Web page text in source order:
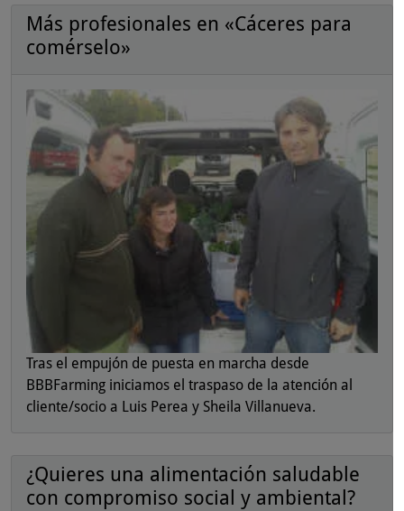
Más profesionales en «Cáceres para
comérselo»
Tras el empujón de puesta en marcha desde
BBBFarming iniciamos el traspaso de la atención al
cliente/socio a Luis Perea y Sheila Villanueva.
¿Quieres una alimentación saludable
con compromiso social y ambiental?